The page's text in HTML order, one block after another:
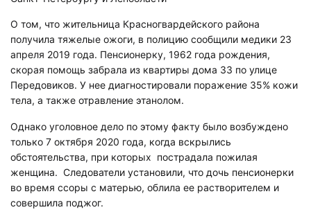
О том, что жительница Красногвардейского района
получила тяжелые ожоги, в полицию сообщили медики 23
апреля 2019 года. Пенсионерку, 1962 года рождения,
скорая помощь забрала из квартиры дома 33 по улице
Передовиков. У нее диагностировали поражение 35% кожи
тела, а также отравление этанолом.
Однако уголовное дело по этому факту было возбуждено
только 7 октября 2020 года, когда вскрылись
обстоятельства, при которых пострадала пожилая
женщина. Следователи установили, что дочь пенсионерки
во время ссоры с матерью, облила ее растворителем и
совершила поджог.